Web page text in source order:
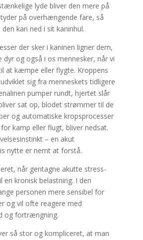
lyde bliver den mere på
på overhængende fare, så
kan ned i sit kaninhul.
der sker i kaninen ligner dem,
dyr og også i os mennesker, når vi
at kæmpe eller flygte. Kroppens
sig fra menneskets tidligere
pumper rundt, hjertet slår
sat op, blodet strømmer til de
og automatiske kropsprocesser
kamp eller flugt, bliver nedsat.
– en akut
nytte er nemt at forstå.
når gentagne akutte stress-
kronisk belastning. I den
personen mere sensibel for
og vil ofte reagere med
og fortrængning.
så stor og kompliceret, at man